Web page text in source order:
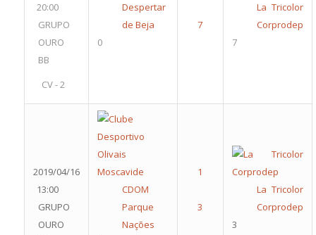
20:00
GRUPO
OURO
BB
CV - 2
Despertar
de Beja
0
La Tricolor
Corprodep
7
2019/04/16
13:00
GRUPO
OURO
CDOM
Parque
Nações
La Tricolor
Corprodep
3